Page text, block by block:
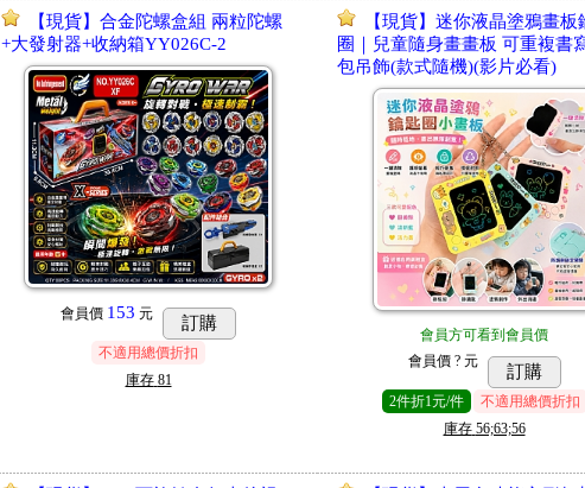
【現貨】合金陀螺盒組 兩粒陀螺
+大發射器+收納箱YY026C-2
會員價 153 元 訂購
不適用總價折扣
庫存 81
【現貨】迷你液晶塗鴉畫板
圈｜兒童隨身畫畫板 可重複書
包吊飾(款式隨機)(影片必看)
會員方可看到會員價
會員價? 元
訂購
2件折1元/件
不適用總價折扣
庫存 56;63;56